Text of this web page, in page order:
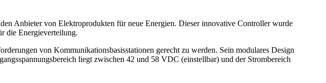
Anbieter von Elektroprodukten für neue Energien. Dieser innovative Controller wurde
die Energieverteilung.
von Kommunikationsbasisstationen gerecht zu werden. Sein modulares Design
liegt zwischen 42 und 58 VDC (einstellbar) und der Strombereich